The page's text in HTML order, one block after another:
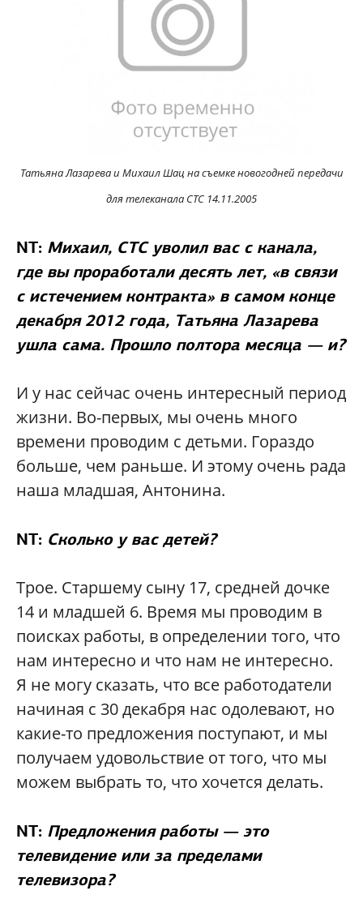
Татьяна Лазарева и Михаил Шац на съемке новогодней передачи
для телеканала СТС 14.11.2005
NT: Михаил, СТС уволил вас с канала,
где вы проработали десять лет, «в связи
с истечением контракта» в самом конце
декабря 2012 года, Татьяна Лазарева
ушла сама. Прошло полтора месяца — и?
И у нас сейчас очень интересный период
жизни. Во-первых, мы очень много
времени проводим с детьми. Гораздо
больше, чем раньше. И этому очень рада
наша младшая, Антонина.
NT: Сколько у вас детей?
Трое. Старшему сыну 17, средней дочке
14 и младшей 6. Время мы проводим в
поисках работы, в определении того, что
нам интересно и что нам не интересно.
Я не могу сказать, что все работодатели
начиная с 30 декабря нас одолевают, но
какие-то предложения поступают, и мы
получаем удовольствие от того, что мы
можем выбрать то, что хочется делать.
NT: Предложения работы — это
телевидение или за пределами
телевизора?